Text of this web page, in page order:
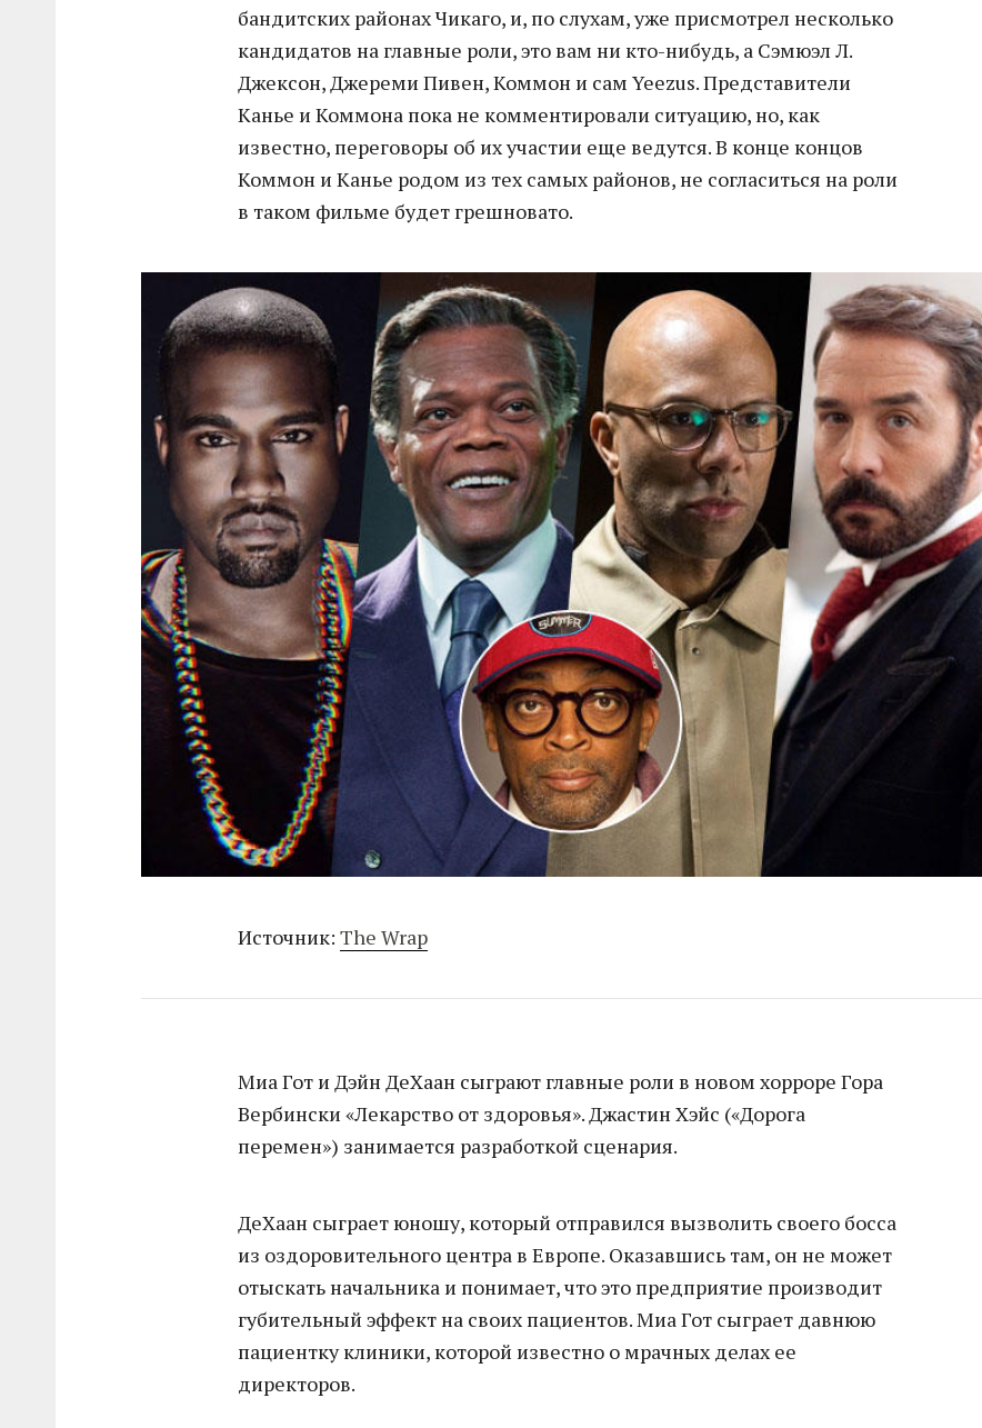
бандитских районах Чикаго, и, по слухам, уже присмотрел несколько
кандидатов на главные роли, это вам ни кто-нибудь, а Сэмюэл Л.
Джексон, Джереми Пивен, Коммон и сам Yeezus. Представители
Канье и Коммона пока не комментировали ситуацию, но, как
известно, переговоры об их участии еще ведутся. В конце концов
Коммон и Канье родом из тех самых районов, не согласиться на роли
в таком фильме будет грешновато.
Источник:The Wrap
Миа Гот и Дэйн ДеХаан сыграют главные роли в новом хорроре Гора
Вербински «Лекарство от здоровья». Джастин Хэйс («Дорога
перемен») занимается разработкой сценария.
ДеХаан сыграет юношу, который отправился вызволить своего босса
из оздоровительного центра в Европе. Оказавшись там, он не может
отыскать начальника и понимает, что это предприятие производит
губительный эффект на своих пациентов. Миа Гот сыграет давнюю
пациентку клиники, которой известно о мрачных делах ее
директоров.